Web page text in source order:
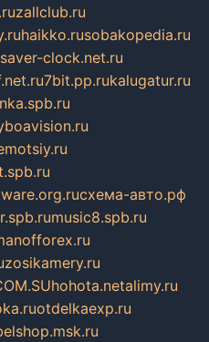
zallclub.ru
haikko.rusobakopedia.ru
clock.net.ru
7bit.pp.rukalugatur.ru
схема-авто.рф
music8.spb.ru
zosikamery.ru
hohota.netalimy.ru
otdelkaexp.ru